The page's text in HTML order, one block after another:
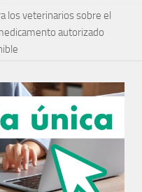
los veterinarios sobre el
autorizado